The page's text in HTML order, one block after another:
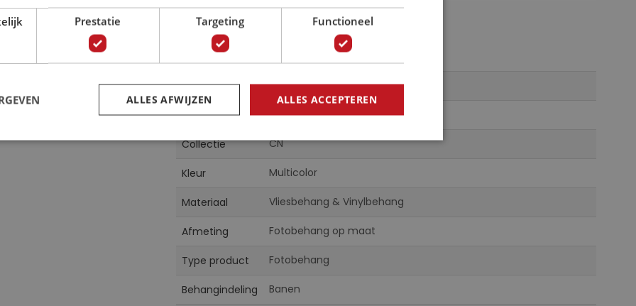
smaragd.
slaapkamer,
Specificaties
informatie
Artikelnummer 10121VE
EAN 5902066715810
Collectie CN
Kleur Multicolor
Materiaal Vliesbehang & Vinylbehang
Afmeting Fotobehang op maat
Type product Fotobehang
Behangindeling Banen
Prestatie Targeting Functioneel
ALLES ACCEPTEREN
ALLES AFWIJZEN